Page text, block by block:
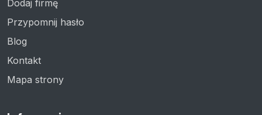
Dodaj firmę
Przypomnij hasło
Blog
Kontakt
Mapa strony